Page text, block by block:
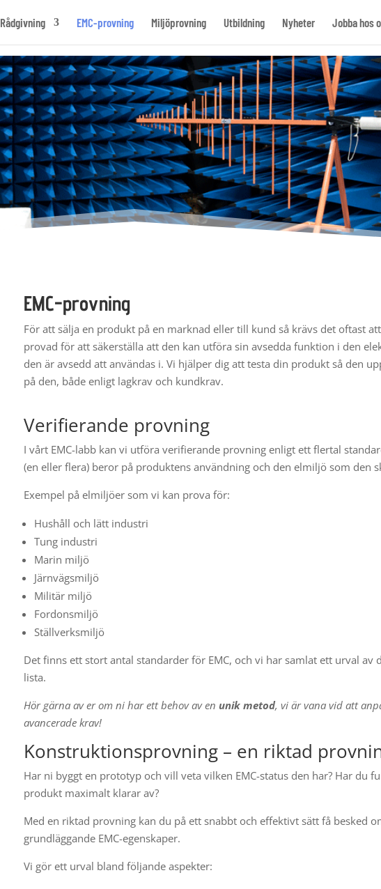
Rådgivning EMC-provning Miljöprovning Utbildning Nyheter Jobba hos
EMC-provning
För att sälja en produkt på en marknad eller till kund så krävs det oftast
provad för att säkerställa att den kan utföra sin avsedda funktion i den
den är avsedd att användas i. Vi hjälper dig att testa din produkt så den
på den, både enligt lagkrav och kundkrav.
Verifierande provning
I vårt EMC-labb kan vi utföra verifierande provning enligt ett flertal
(en eller flera) beror på produktens användning och den elmiljö som den
Exempel på elmiljöer som vi kan prova för:
Hushåll och lätt industri
Tung industri
Marin miljö
Järnvägsmiljö
Militär miljö
Fordonsmiljö
Ställverksmiljö
Det finns ett stort antal standarder för EMC, och vi har samlat ett urval av
lista.
Hör gärna av er om ni har ett behov av en unik metod, vi är vana vid att
avancerade krav!
Konstruktionsprovning – en riktad
Har ni byggt en prototyp och vill veta vilken EMC-status den har? Har du
produkt maximalt klarar av?
Med en riktad provning kan du på ett snabbt och effektivt sätt få besked
grundläggande EMC-egenskaper.
Vi gör ett urval bland följande aspekter: